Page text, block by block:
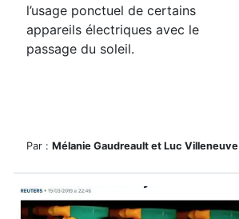
l’usage ponctuel de certains
appareils électriques avec le
passage du soleil.
Par : Mélanie Gaudreault et Luc Villeneuve